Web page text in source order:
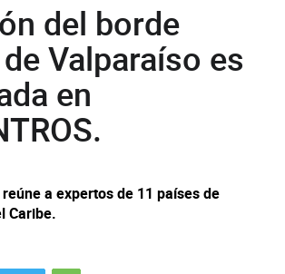
del borde
Valparaíso es
en
a expertos de 11 países de
Caribe.